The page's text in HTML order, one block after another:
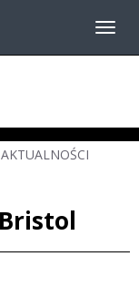
data: user (path: ) in
AKTUALNOŚCI